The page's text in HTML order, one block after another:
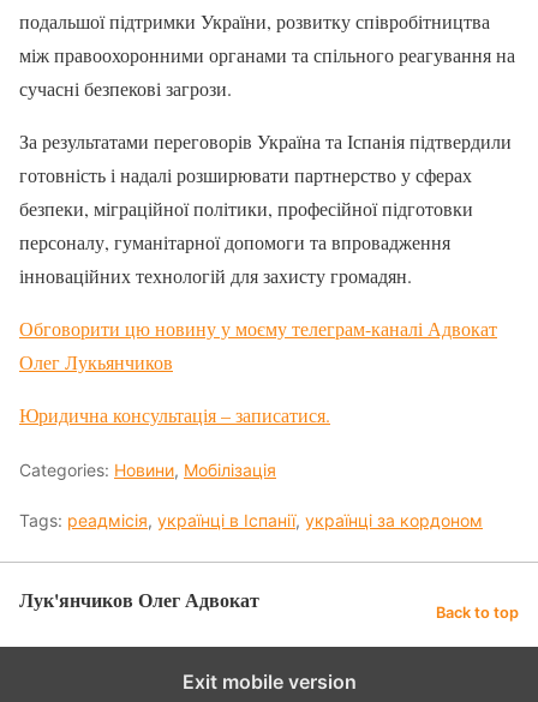
подальшої підтримки України, розвитку співробітництва
між правоохоронними органами та спільного реагування на
сучасні безпекові загрози.
За результатами переговорів Україна та Іспанія підтвердили
готовність і надалі розширювати партнерство у сферах
безпеки, міграційної політики, професійної підготовки
персоналу, гуманітарної допомоги та впровадження
інноваційних технологій для захисту громадян.
Обговорити цю новину у моєму телеграм-каналі Адвокат
Олег Лукьянчиков
Юридична консультація – записатися.
Categories: Новини, Мобілізація
Tags: реадмісія, українці в Іспанії, українці за кордоном
Лук'янчиков Олег Адвокат Back to top
Exit mobile version